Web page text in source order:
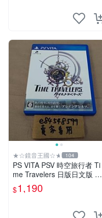
★☆鏡音王國☆★ 104
PS VITA PSV 時空旅行者 Ti
me Travelers 日版日文版 純
日版 二手良品 タイムトラベ
ラーズ
$1,190